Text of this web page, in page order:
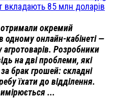
вкладають 85 млн доларів
отримали окремий
одному онлайн-кабінеті —
Розробники
на дві проблеми, які
брак грошей: складні
їхати до відділення.
...